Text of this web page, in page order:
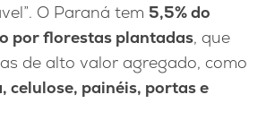
O Paraná tem 5,5% do
por florestas plantadas, que
de alto valor agregado, como
celulose, painéis, portas e